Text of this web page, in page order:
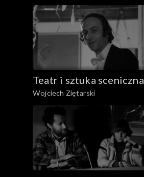
teatrach
Teatr i sztuka sceniczna
Wojciech Ziętarski